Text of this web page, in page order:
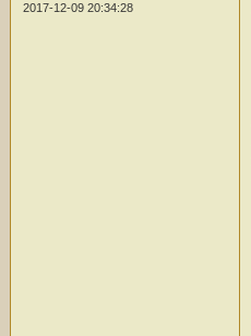
2017-12-09 20:34:28